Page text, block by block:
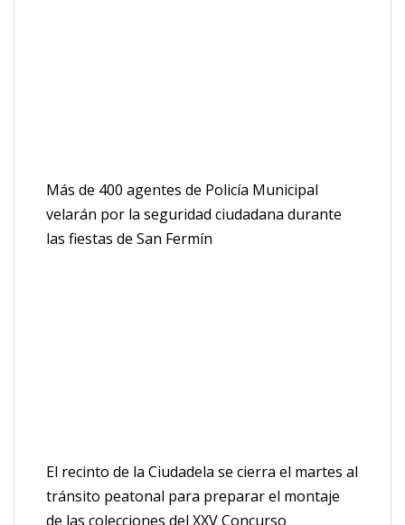
Más de 400 agentes de Policía Municipal
velarán por la seguridad ciudadana durante
las fiestas de San Fermín
El recinto de la Ciudadela se cierra el martes al
tránsito peatonal para preparar el montaje
de las colecciones del XXV Concurso